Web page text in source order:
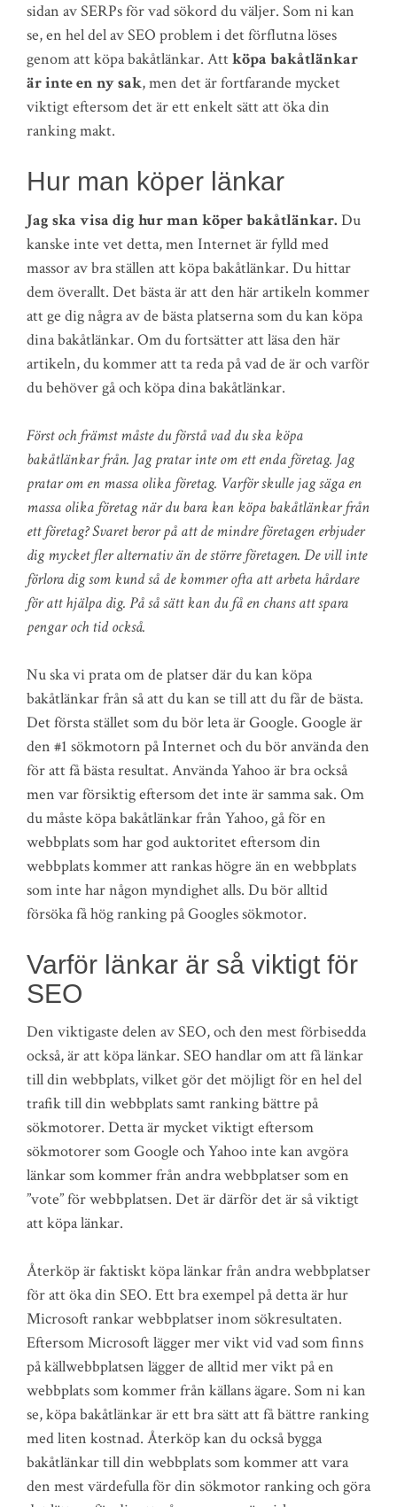
sidan av SERPs för vad sökord du väljer. Som ni kan
se, en hel del av SEO problem i det förflutna löses
genom att köpa bakåtlänkar. Attköpa bakåtlänkar
är inte en ny sak, men det är fortfarande mycket
viktigt eftersom det är ett enkelt sätt att öka din
ranking makt.
Hur man köper länkar
Jag ska visa dig hur man köper bakåtlänkar. Du
kanske inte vet detta, men Internet är fylld med
massor av bra ställen att köpa bakåtlänkar. Du hittar
dem överallt. Det bästa är att den här artikeln kommer
att ge dig några av de bästa platserna som du kan köpa
dina bakåtlänkar. Om du fortsätter att läsa den här
artikeln, du kommer att ta reda på vad de är och varför
du behöver gå och köpa dina bakåtlänkar.
Först och främst måste du förstå vad du ska köpa
bakåtlänkar från. Jag pratar inte om ett enda företag. Jag
pratar om en massa olika företag. Varför skulle jag säga en
massa olika företag när du bara kan köpa bakåtlänkar från
ett företag? Svaret beror på att de mindre företagen erbjuder
dig mycket fler alternativ än de större företagen. De vill inte
förlora dig som kund så de kommer ofta att arbeta hårdare
för att hjälpa dig. På så sätt kan du få en chans att spara
pengar och tid också.
Nu ska vi prata om de platser där du kan köpa
bakåtlänkar från så att du kan se till att du får de bästa.
Det första stället som du bör leta är Google. Google är
den #1 sökmotorn på Internet och du bör använda den
för att få bästa resultat. Använda Yahoo är bra också
men var försiktig eftersom det inte är samma sak. Om
du måste köpa bakåtlänkar från Yahoo, gå för en
webbplats som har god auktoritet eftersom din
webbplats kommer att rankas högre än en webbplats
som inte har någon myndighet alls. Du bör alltid
försöka få hög ranking på Googles sökmotor.
Varför länkar är så viktigt för
SEO
Den viktigaste delen av SEO, och den mest förbisedda
också, är att köpa länkar. SEO handlar om att få länkar
till din webbplats, vilket gör det möjligt för en hel del
trafik till din webbplats samt ranking bättre på
sökmotorer. Detta är mycket viktigt eftersom
sökmotorer som Google och Yahoo inte kan avgöra
länkar som kommer från andra webbplatser som en
”vote” för webbplatsen. Det är därför det är så viktigt
att köpa länkar.
Återköp är faktiskt köpa länkar från andra webbplatser
för att öka din SEO. Ett bra exempel på detta är hur
Microsoft rankar webbplatser inom sökresultaten.
Eftersom Microsoft lägger mer vikt vid vad som finns
på källwebbplatsen lägger de alltid mer vikt på en
webbplats som kommer från källans ägare. Som ni kan
se, köpa bakåtlänkar är ett bra sätt att få bättre ranking
med liten kostnad. Återköp kan du också bygga
bakåtlänkar till din webbplats som kommer att vara
den mest värdefulla för din sökmotor ranking och göra